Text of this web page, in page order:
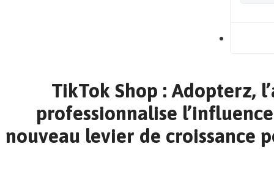
TikTok Shop : Adopterz,
professionnalise
nouveau levier de croissance